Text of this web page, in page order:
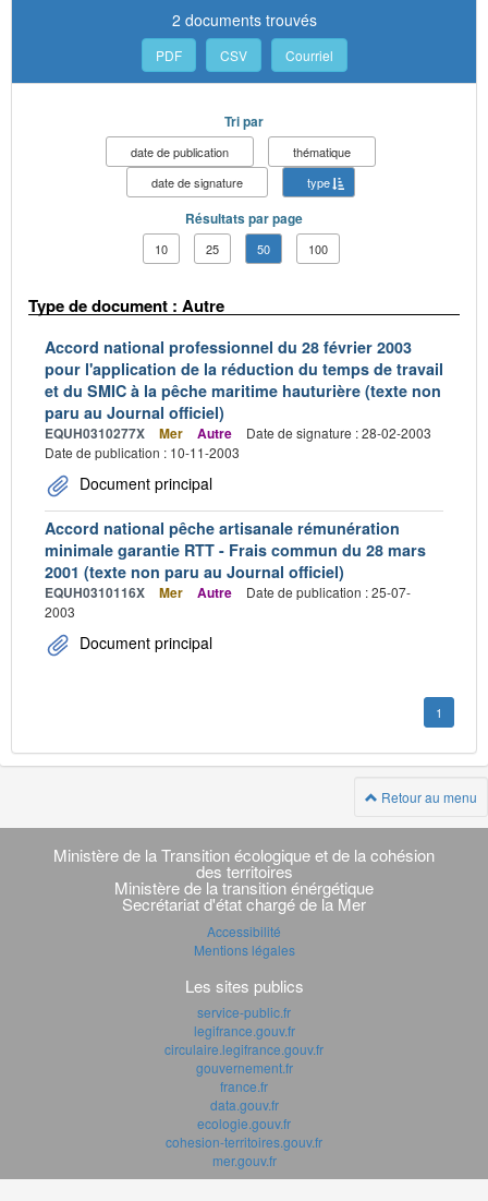
2 documents trouvés
PDF CSV Courriel
Tri par
date de publication
thématique
date de signature
type
Résultats par page
10 25 50 100
Type de document : Autre
Accord national professionnel du 28 février 2003
pour l'application de la réduction du temps de travail
et du SMIC à la pêche maritime hauturière (texte non
paru au Journal officiel)
EQUH0310277X Mer Autre
Date de signature : 28-02-2003
Date de publication : 10-11-2003
Document principal
Accord national pêche artisanale rémunération
minimale garantie RTT - Frais commun du 28 mars
2001 (texte non paru au Journal officiel)
EQUH0310116X Mer Autre
Date de publication : 25-07-
2003
Document principal
1
Retour au menu
Navigation
transverse
Ministère de la Transition écologique et de la cohésion
des territoires
Ministère de la transition énérgétique
Secrétariat d'état chargé de la Mer
Accessibilité
Mentions légales
Les sites publics
service-public.fr
legifrance.gouv.fr
circulaire.legifrance.gouv.fr
gouvernement.fr
france.fr
data.gouv.fr
ecologie.gouv.fr
cohesion-territoires.gouv.fr
mer.gouv.fr